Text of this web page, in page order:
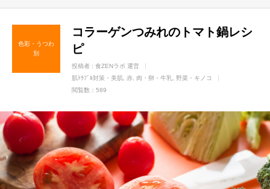
色彩・うつわ
別
コラーゲンつみれのトマト鍋レシ
ピ
投稿者 : 食ZENラボ 運営
肌ﾄﾗﾌﾞﾙ対策・美肌 赤 肉・卵・牛乳
野菜・キノコ
閲覧数：589